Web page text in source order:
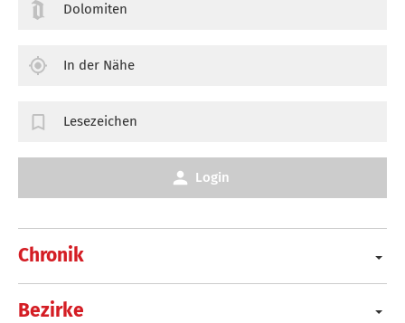
Chronik
Bezirke
Dolomiten
In der Nähe
Lesezeichen
Login